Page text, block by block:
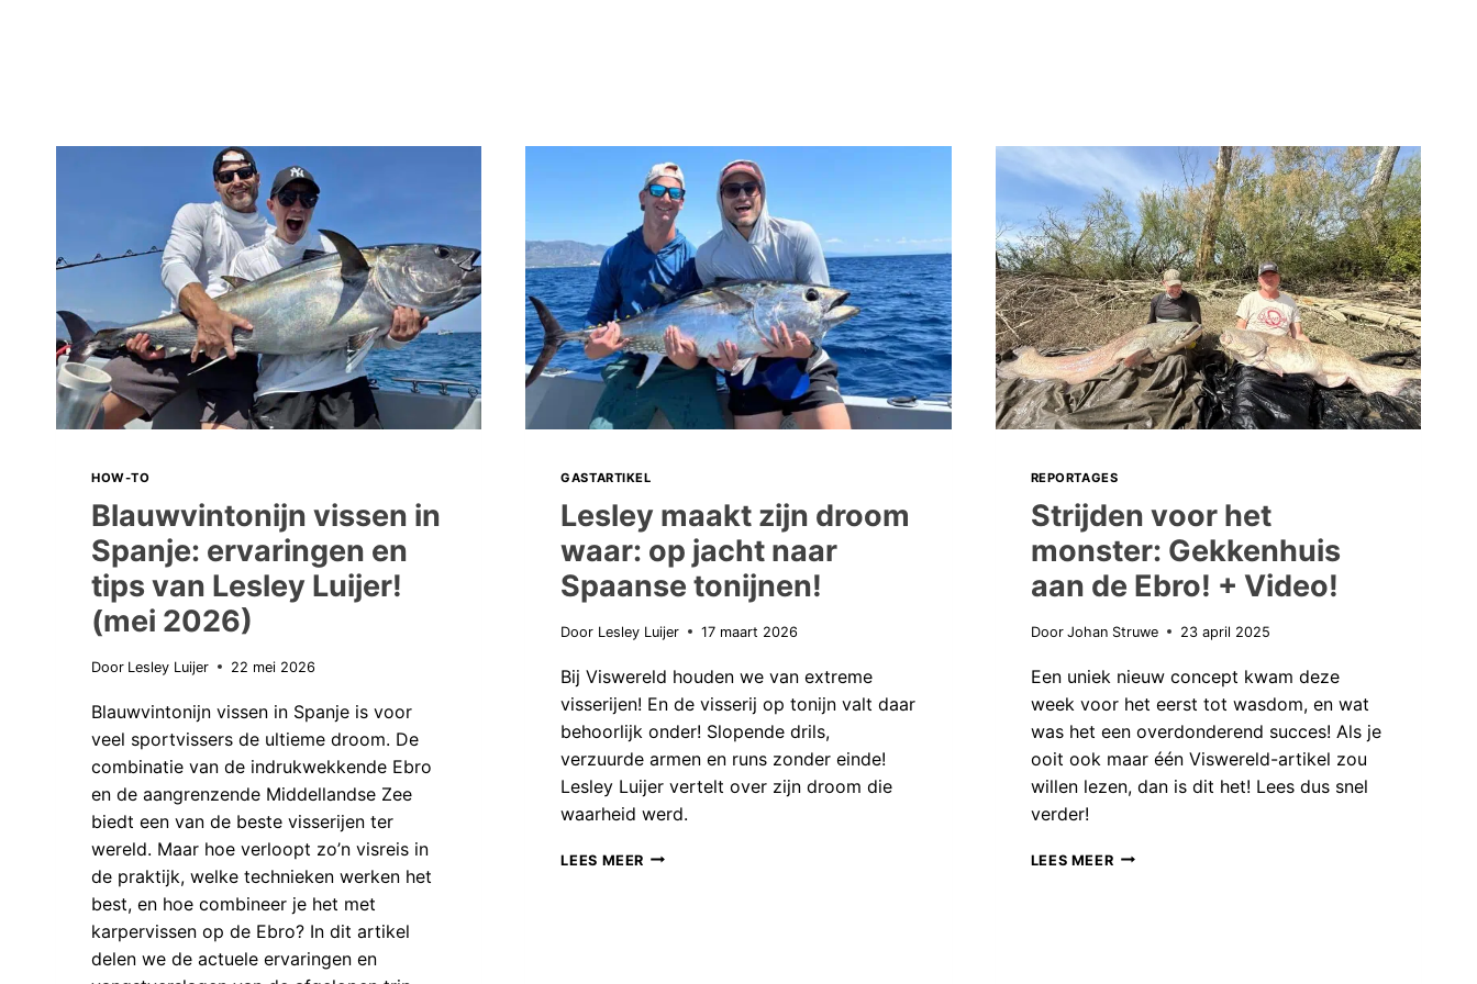
HOW-TO
Blauwvintonijn vissen in
Spanje: ervaringen en
tips van Lesley Luijer!
(mei 2026)
Door Lesley Luijer 22 mei 2026
Blauwvintonijn vissen in Spanje is voor
veel sportvissers de ultieme droom. De
combinatie van de indrukwekkende Ebro
en de aangrenzende Middellandse Zee
biedt een van de beste visserijen ter
wereld. Maar hoe verloopt zo’n visreis in
de praktijk, welke technieken werken het
best, en hoe combineer je het met
karpervissen op de Ebro? In dit artikel
delen we de actuele ervaringen en
GASTARTIKEL
Lesley maakt zijn droom
waar: op jacht naar
Spaanse tonijnen!
Door Lesley Luijer 17 maart 2026
Bij Viswereld houden we van extreme
visserijen! En de visserij op tonijn valt daar
behoorlijk onder! Slopende drils,
verzuurde armen en runs zonder einde!
Lesley Luijer vertelt over zijn droom die
waarheid werd.
LEES MEER LESLEY
REPORTAGES
Strijden voor het
monster: Gekkenhuis
aan de Ebro! + Video!
Door Johan Struwe 23 april 2025
Een uniek nieuw concept kwam deze
week voor het eerst tot wasdom, en wat
was het een overdonderend succes! Als je
ooit ook maar één Viswereld-artikel zou
willen lezen, dan is dit het! Lees dus snel
verder!
LEES MEERSTRIJDEN